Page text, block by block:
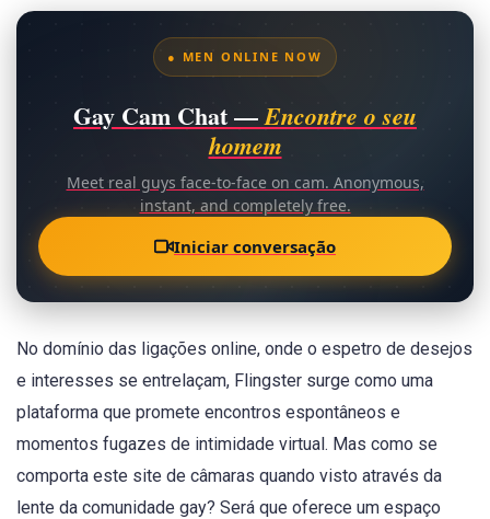
● MEN ONLINE NOW
Gay Cam Chat —Encontre o seu
homem
Meet real guys face-to-face on cam. Anonymous,
instant, and completely free.
Iniciar conversação
No domínio das ligações online, onde o espetro de desejos
e interesses se entrelaçam, Flingster surge como uma
plataforma que promete encontros espontâneos e
momentos fugazes de intimidade virtual. Mas como se
comporta este site de câmaras quando visto através da
lente da comunidade gay? Será que oferece um espaço